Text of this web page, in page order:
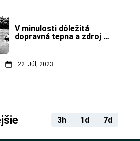
V minulosti dôležitá
dopravná tepna a zdroj
22. Júl, 2023
3h 1d 7d